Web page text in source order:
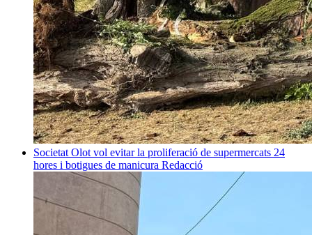
Societat Olot vol evitar la proliferació de supermercats 24
hores i botigues de manicura Redacció